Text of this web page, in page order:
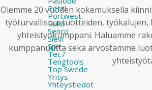
Petzl
Portwest
Ruko
Senco
Sievi
Spit
Tec7
Tengtools
Top Swede
Yritys
Yhteystiedot
Olemme 20 vuoden kokemuksella
työturvallisuustuotteiden, työkalujen,
yhteistyökumppani. Haluamme
kumppanuutta sekä arvostamme